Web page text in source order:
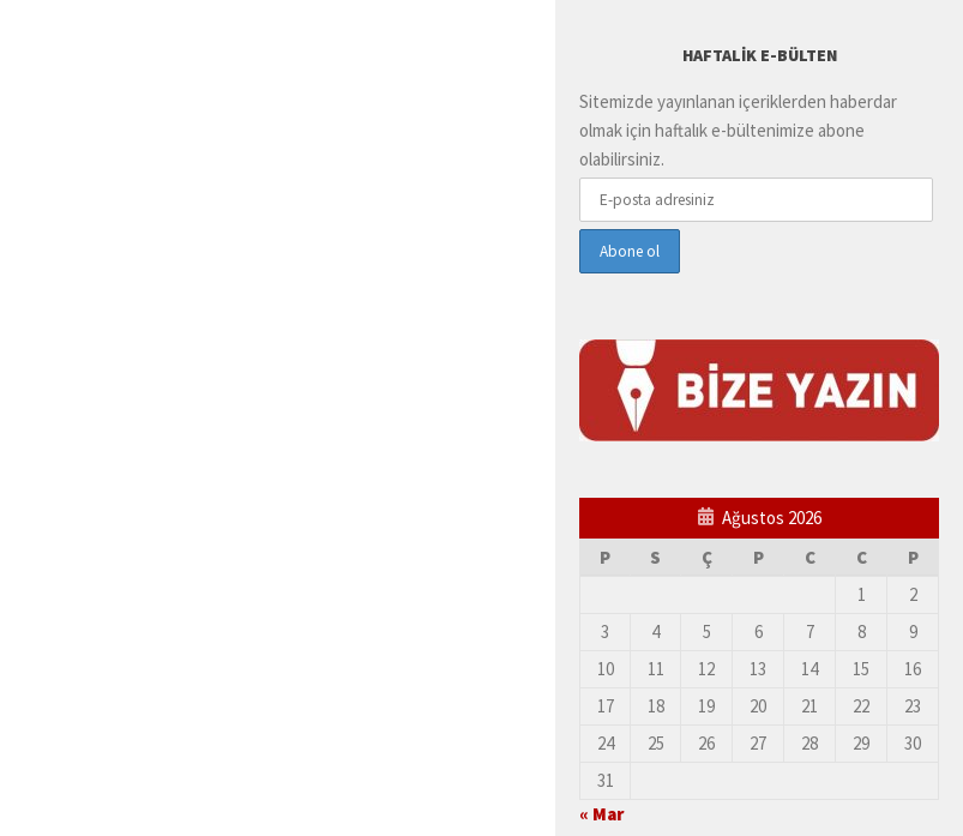
HAFTALIK E-BÜLTEN
Sitemizde yayınlanan içeriklerden haberdar
olmak için haftalık e-bültenimize abone
olabilirsiniz.
Ağustos 2026
P
S Ç P C C
P
1
2
3
4 5 6 7 8
9
10
11 12 13 14 15
16
17
18 19 20 21 22
23
24
25 26 27 28 29
30
31
« Mar